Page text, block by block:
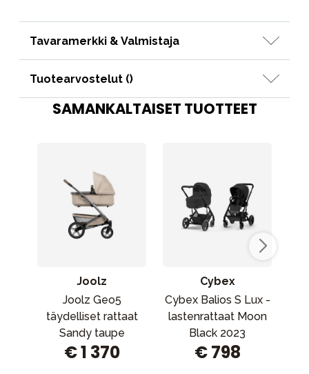
Tavaramerkki & Valmistaja
Tuotearvostelut ()
SAMANKALTAISET TUOTTEET
Joolz
Joolz Geo5
täydelliset rattaat
Sandy taupe
€ 1 370
Cybex
Cybex Balios S Lux -
lastenrattaat Moon
Black 2023
€ 798